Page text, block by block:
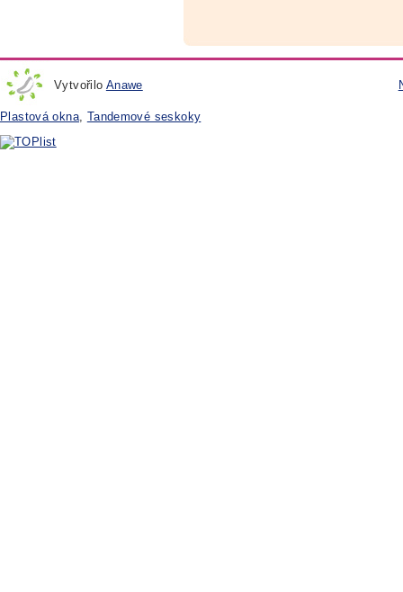
Vytvořilo Anawe
Plastová okna, Tandemové seskoky